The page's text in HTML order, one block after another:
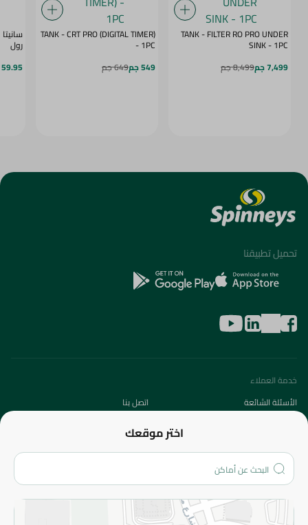
TANK - FILTER RO PRO UNDER
SINK - 1PC
7,499 جم
8,499 جم
TANK - CRT PRO (DIGITAL TIMER)
- 1PC
549 جم
649 جم
رول
59.95 جم
اختر موقعك
تحميل تطبيقنا
خدمة العملاء
الأسئلة الشائعة
اتصل بنا
من نحن؟
الفروع
المزيد
الاسترجاع
سياسة الاستخدام